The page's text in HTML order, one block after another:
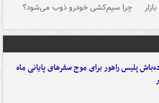
چرا سیم‌کشی خودرو ذوب می‌شود؟
پلیس راهور برای موج سفرهای پایانی ماه